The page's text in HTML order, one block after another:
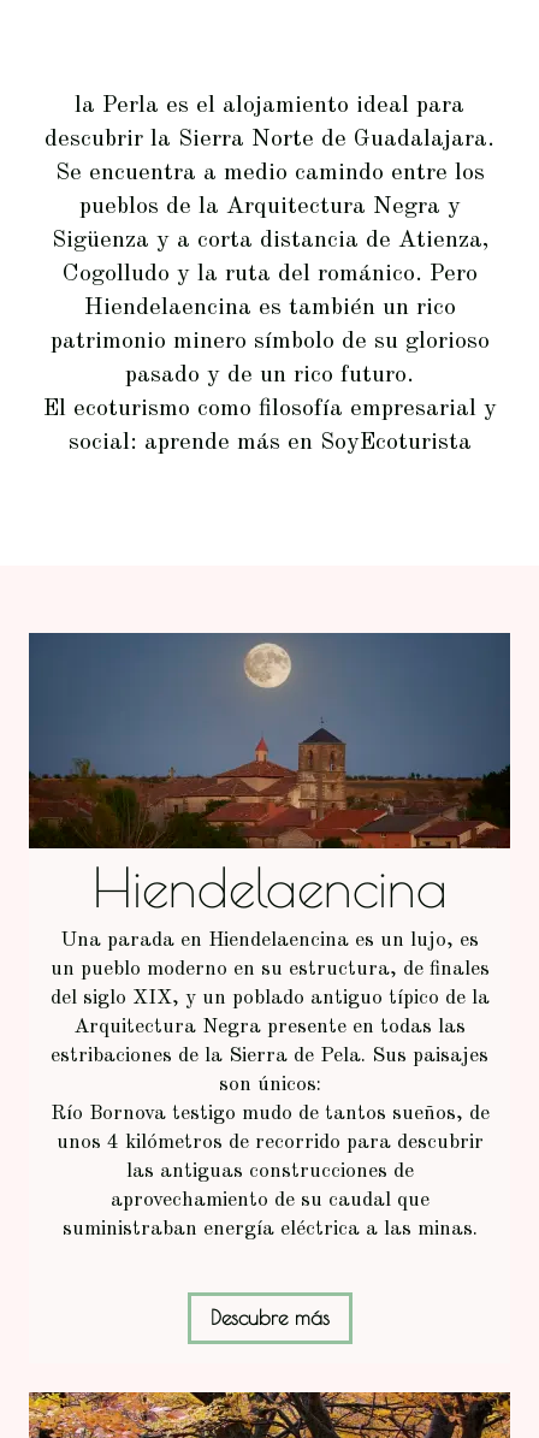
la Perla es el alojamiento ideal para
descubrir la Sierra Norte de Guadalajara.
Se encuentra a medio camindo entre los
pueblos de la Arquitectura Negra y
Sigüenza y a corta distancia de Atienza,
Cogolludo y la ruta del románico. Pero
Hiendelaencina es también un rico
patrimonio minero símbolo de su glorioso
pasado y de un rico futuro.
El ecoturismo como filosofía empresarial y
social: aprende más en SoyEcoturista
Hiendelaencina
Una parada en Hiendelaencina es un lujo, es
un pueblo moderno en su estructura, de finales
del siglo XIX, y un poblado antiguo típico de la
Arquitectura Negra presente en todas las
estribaciones de la Sierra de Pela. Sus paisajes
son únicos:
Río Bornova testigo mudo de tantos sueños, de
unos 4 kilómetros de recorrido para descubrir
las antiguas construcciones de
aprovechamiento de su caudal que
suministraban energía eléctrica a las minas.
Descubre más